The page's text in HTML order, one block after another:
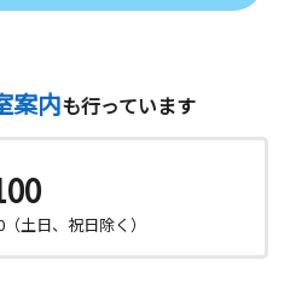
案内も行っています
土日、祝日除く）